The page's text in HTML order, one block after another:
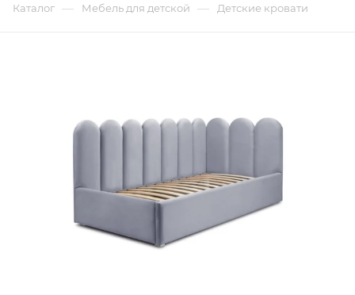
Каталог — Мебель для детской — Детские кровати